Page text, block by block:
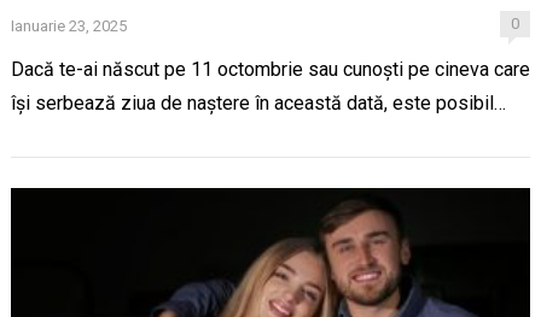
Ianuarie 23, 2025 0
Dacă te-ai născut pe 11 octombrie sau cunoști pe cineva care
își serbează ziua de naștere în această dată, este posibil…